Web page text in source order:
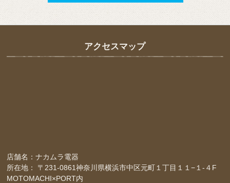
アクセスマップ
店舗名：ナカムラ電器
所在地： 〒231-0861神奈川県横浜市中区元町１丁目１１−１-４F
MOTOMACHI×PORT内